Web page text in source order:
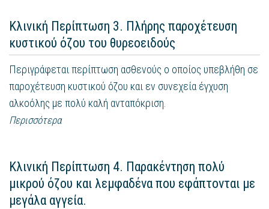
Κλινική Περίπτωση 3. Πλήρης παροχέτευση
κυστικού όζου του θυρεοειδούς
Περιγράφεται περίπτωση ασθενούς ο οποίος υπεβλήθη σε
παροχέτευση κυστικού όζου και εν συνεχεία έγχυση
αλκοόλης με πολύ καλή ανταπόκριση.
Περισσότερα
Κλινική Περίπτωση 4. Παρακέντηση πολύ
μικρού όζου και λεμφαδένα που εφάπτονται με
μεγάλα αγγεία.